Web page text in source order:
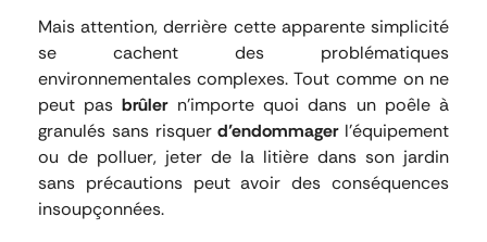
Mais attention, derrière cette apparente simplicité
se cachent des problématiques
environnementales complexes. Tout comme on ne
peut pasbrûler n’importe quoi dans un poêle à
granulés sans risquerd’endommager l’équipement
ou de polluer, jeter de la litière dans son jardin
sans précautions peut avoir des conséquences
insoupçonnées.